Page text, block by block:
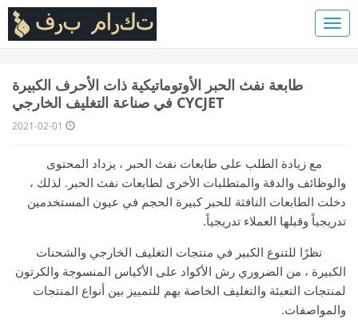
طابعة نفث الحبر الأوتوماتيكية ذات الأحرف الكبيرة
CYCJET في صناعة التغليف الخارجي
2021-02-01
مع زيادة الطلب على طابعات نفث الحبر ، يزداد المحتوى
والوظائف والدقة والمتطلبات الأخرى لطابعات نفث الحبر. لذلك ،
دخلت الطابعات النافثة للحبر كبيرة الحجم في عيون المستخدمين
تدريجياً وقبلها العملاء تدريجياً.
نظرًا للتنوع الكبير في منتجات التغليف الخارجي والشحنات
الكبيرة ، من الضروري رش الأكواد على الأكياس المنسوجة والكرتون
لمنتجات التعبئة والتغليف الخاصة بهم للتمييز بين أنواع المنتجات
والمواصفات.